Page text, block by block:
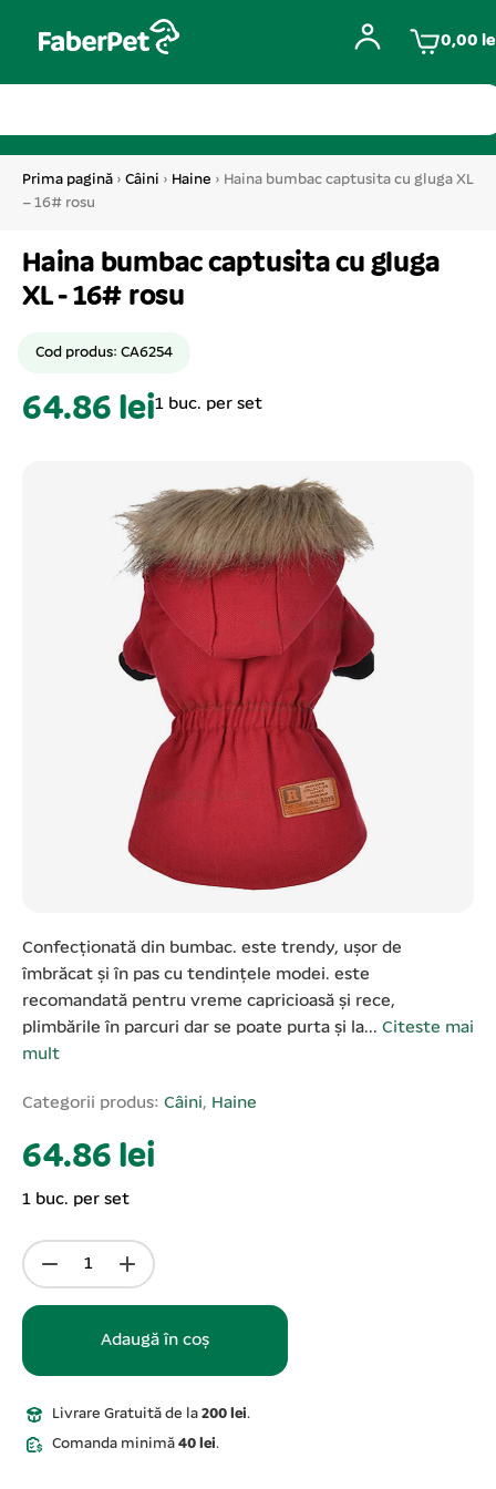
0,00
Prima pagină › Câini › Haine › Haina bumbac captusita cu gluga XL
– 16# rosu
Haina bumbac captusita cu gluga
XL - 16# rosu
Cod produs: CA6254
64.86 lei1 buc. per set
Confecționată din bumbac. este trendy, ușor de
îmbrăcat și în pas cu tendințele modei. este
recomandată pentru vreme capricioasă și rece,
plimbările în parcuri dar se poate purta și la... Citeste mai
mult
Categorii produs: Câini, Haine
64.86 lei
1 buc. per set
Adaugă în coș
Livrare Gratuită de la 200 lei.
Comanda minimă 40 lei.